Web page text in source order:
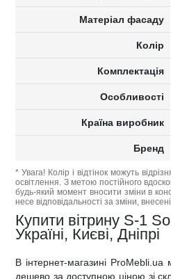
Матеріал фасаду
Колір
Комплектація
Особливості
Країна виробник
Бренд
* Увага! Колір і відтінок можуть
освітлення. З метою постійного
будь-який момент вносити зміни в
несе відповідальності за зміни,
Купити вітрину S-1
Україні, Києві, Дніпрі
В інтернет-магазині
дешево за доступною ціною зі